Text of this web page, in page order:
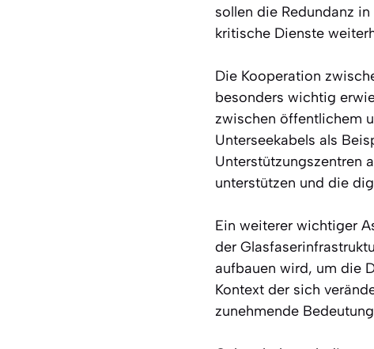
sollen die Redundanz
kritische Dienste
Die Kooperation
besonders wichtig
zwischen öffentlichem
Unterseekabels als
Unterstützungszentren
unterstützen und die
Ein weiterer wichtiger
der
aufbauen wird, um die
Kontext der sich
zunehmende